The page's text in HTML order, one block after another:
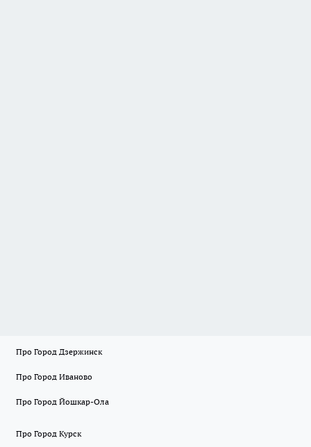
Про Город Дзержинск
Про Город Иваново
Про Город Йошкар-Ола
Про Город Курск